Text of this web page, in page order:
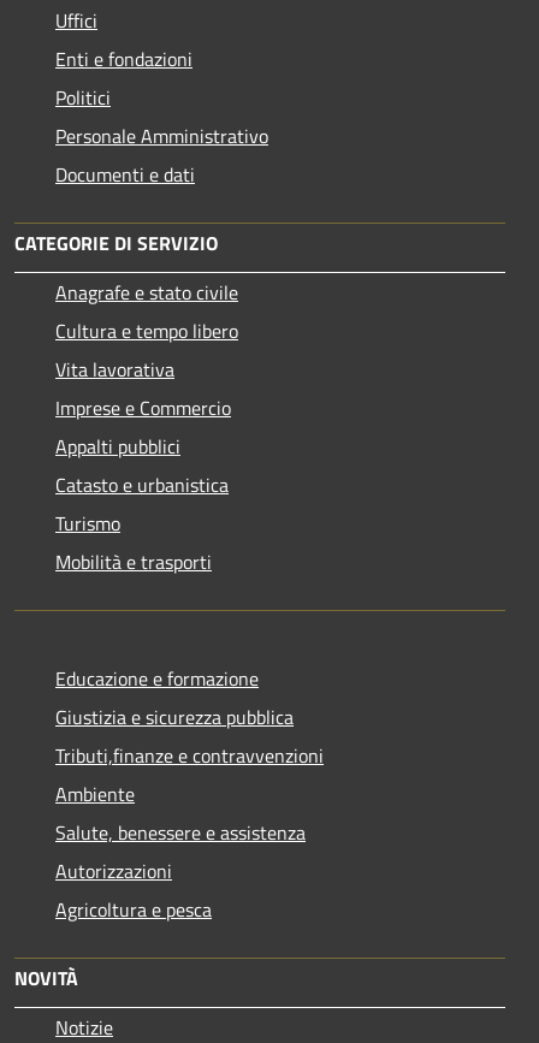
Uffici
Enti e fondazioni
Politici
Personale Amministrativo
Documenti e dati
CATEGORIE DI SERVIZIO
Anagrafe e stato civile
Cultura e tempo libero
Vita lavorativa
Imprese e Commercio
Appalti pubblici
Catasto e urbanistica
Turismo
Mobilità e trasporti
Educazione e formazione
Giustizia e sicurezza pubblica
Tributi,finanze e contravvenzioni
Ambiente
Salute, benessere e assistenza
Autorizzazioni
Agricoltura e pesca
NOVITÀ
Notizie